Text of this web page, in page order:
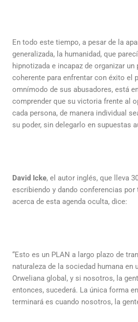
En todo este tiempo, a pesar de la
generalizada, la humanidad, que
hipnotizada e incapaz de organizar un
coherente para enfrentar con éxito el
omnímodo de sus abusadores, está
comprender que su victoria frente al
cada persona, de manera individual
su poder, sin delegarlo en supuestas
David Icke, el autor inglés, que lleva
escribiendo y dando conferencias por
acerca de esta agenda oculta, dice:
“Esto es un PLAN a largo plazo de
naturaleza de la sociedad humana en
Orweliana global, y si nosotros, la
entonces, sucederá. La única forma
terminará es cuando nosotros, la